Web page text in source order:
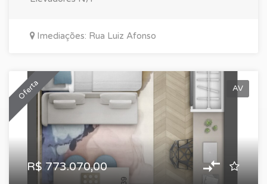
Imediações: Rua Luiz Afonso
Oferta AV
R$ 773.070,00